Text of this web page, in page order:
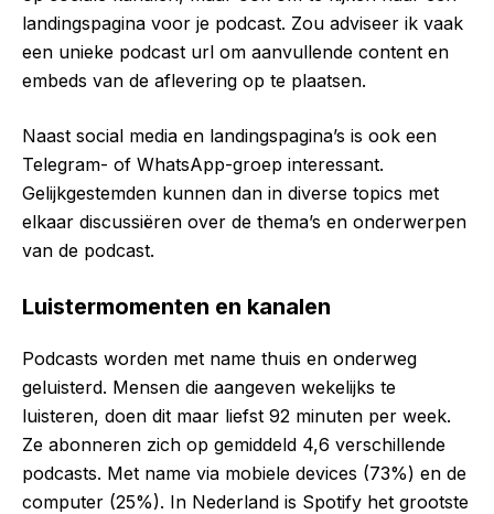
landingspagina voor je podcast. Zou adviseer ik vaak
een unieke podcast url om aanvullende content en
embeds van de aflevering op te plaatsen.
Naast social media en landingspagina’s is ook een
Telegram- of WhatsApp-groep interessant.
Gelijkgestemden kunnen dan in diverse topics met
elkaar discussiëren over de thema’s en onderwerpen
van de podcast.
Luistermomenten en kanalen
Podcasts worden met name thuis en onderweg
geluisterd. Mensen die aangeven wekelijks te
luisteren, doen dit maar liefst 92 minuten per week.
Ze abonneren zich op gemiddeld 4,6 verschillende
podcasts. Met name via mobiele devices (73%) en de
computer (25%). In Nederland is Spotify het grootste